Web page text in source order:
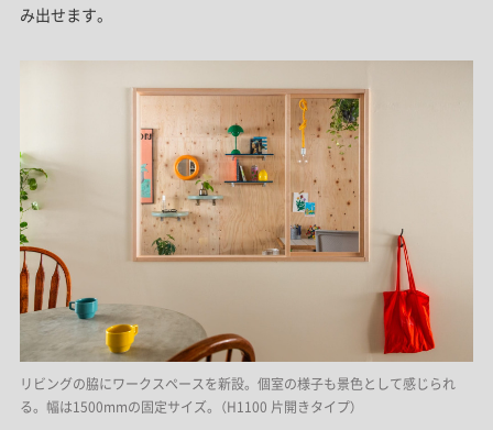
み出せます。
リビングの脇にワークスペースを新設。個室の様子も景色として感じられ
る。幅は1500mmの固定サイズ。（H1100 片開きタイプ）